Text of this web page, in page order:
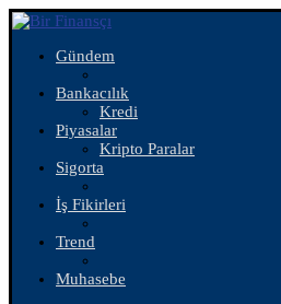
Gündem
Bankacılık
Kredi
Piyasalar
Kripto Paralar
Sigorta
İş Fikirleri
Trend
Muhasebe